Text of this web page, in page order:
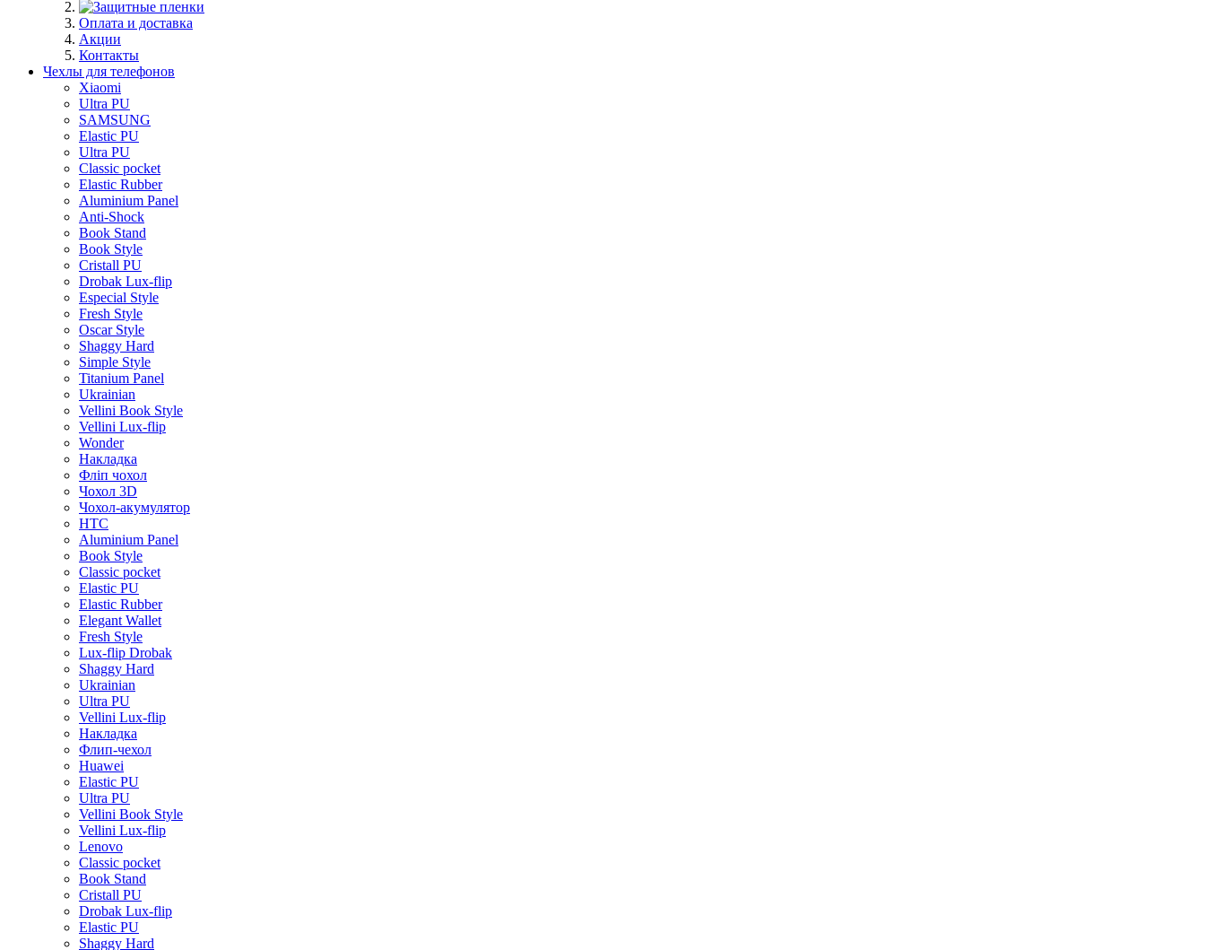
Оплата и доставка
Акции
Контакты
Чехлы для телефонов
Xiaomi
Ultra PU
SAMSUNG
Elastic PU
Ultra PU
Classic pocket
Elastic Rubber
Aluminium Panel
Anti-Shock
Book Stand
Book Style
Cristall PU
Drobak Lux-flip
Especial Style
Fresh Style
Oscar Style
Shaggy Hard
Simple Style
Titanium Panel
Ukrainian
Vellini Book Style
Vellini Lux-flip
Wonder
Накладка
Фліп чохол
Чохол 3D
Чохол-акумулятор
HTC
Aluminium Panel
Book Style
Classic pocket
Elastic PU
Elastic Rubber
Elegant Wallet
Fresh Style
Lux-flip Drobak
Shaggy Hard
Ukrainian
Ultra PU
Vellini Lux-flip
Накладка
Флип-чехол
Huawei
Elastic PU
Ultra PU
Vellini Book Style
Vellini Lux-flip
Lenovo
Classic pocket
Book Stand
Cristall PU
Drobak Lux-flip
Elastic PU
Shaggy Hard